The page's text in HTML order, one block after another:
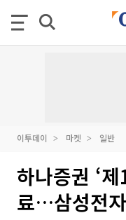
이투데이 마켓 일반
하나증권 ‘
료…삼성전